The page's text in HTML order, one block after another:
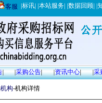
客服 |标讯| |本站服务| |数据回顾| |
| |采购公告| |资讯中心| |采
构-机构详情